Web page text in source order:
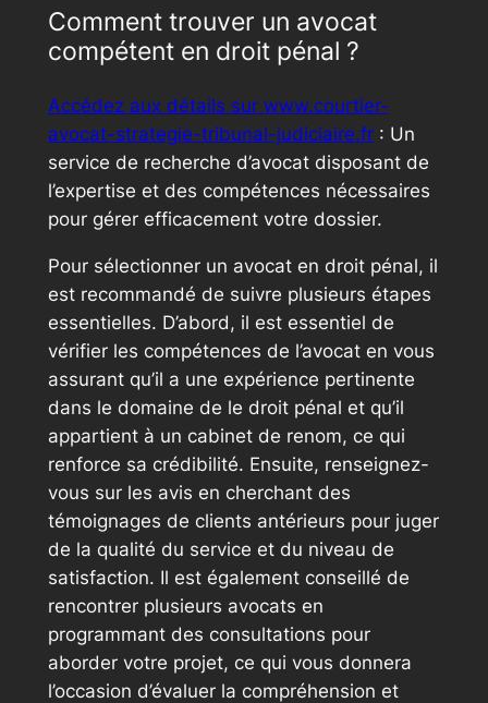
Comment trouver un avocat
compétent en droit pénal ?
Accédez aux détails sur www.courtier-
avocat-strategie-tribunal-judiciaire.fr: Un
service de recherche d’avocat disposant de
l’expertise et des compétences nécessaires
pour gérer efficacement votre dossier.
Pour sélectionner un avocat en droit pénal, il
est recommandé de suivre plusieurs étapes
essentielles. D’abord, il est essentiel de
vérifier les compétences de l’avocat en vous
assurant qu’il a une expérience pertinente
dans le domaine de le droit pénal et qu’il
appartient à un cabinet de renom, ce qui
renforce sa crédibilité. Ensuite, renseignez-
vous sur les avis en cherchant des
témoignages de clients antérieurs pour juger
de la qualité du service et du niveau de
satisfaction. Il est également conseillé de
rencontrer plusieurs avocats en
programmant des consultations pour
aborder votre projet, ce qui vous donnera
l’occasion d’évaluer la compréhension et